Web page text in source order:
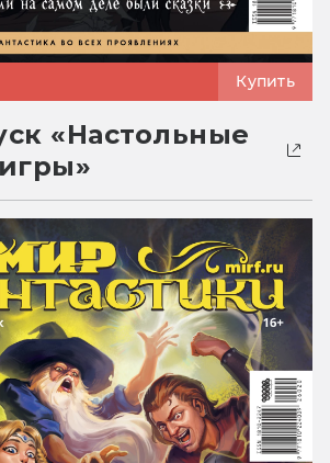
Купить
«Настольные